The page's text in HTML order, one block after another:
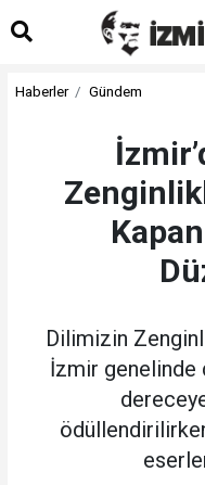
Haberler Gündem
Dilimizin
İzmir genelinde